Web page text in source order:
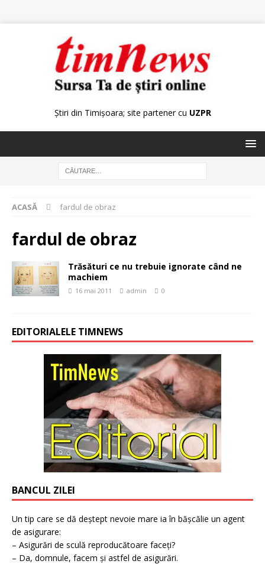
Știri din Timișoara; site partener cu UZPR
ACASĂ fardul de obraz
fardul de obraz
Trăsături ce nu trebuie ignorate când ne
machiem
16 mai 2011 admin 0
EDITORIALELE TIMNEWS
BANCUL ZILEI
Un tip care se dă deștept nevoie mare ia în bășcălie un agent
de asigurare:
– Asigurări de sculă reproducătoare faceți?
– Da, domnule, facem și astfel de asigurări.